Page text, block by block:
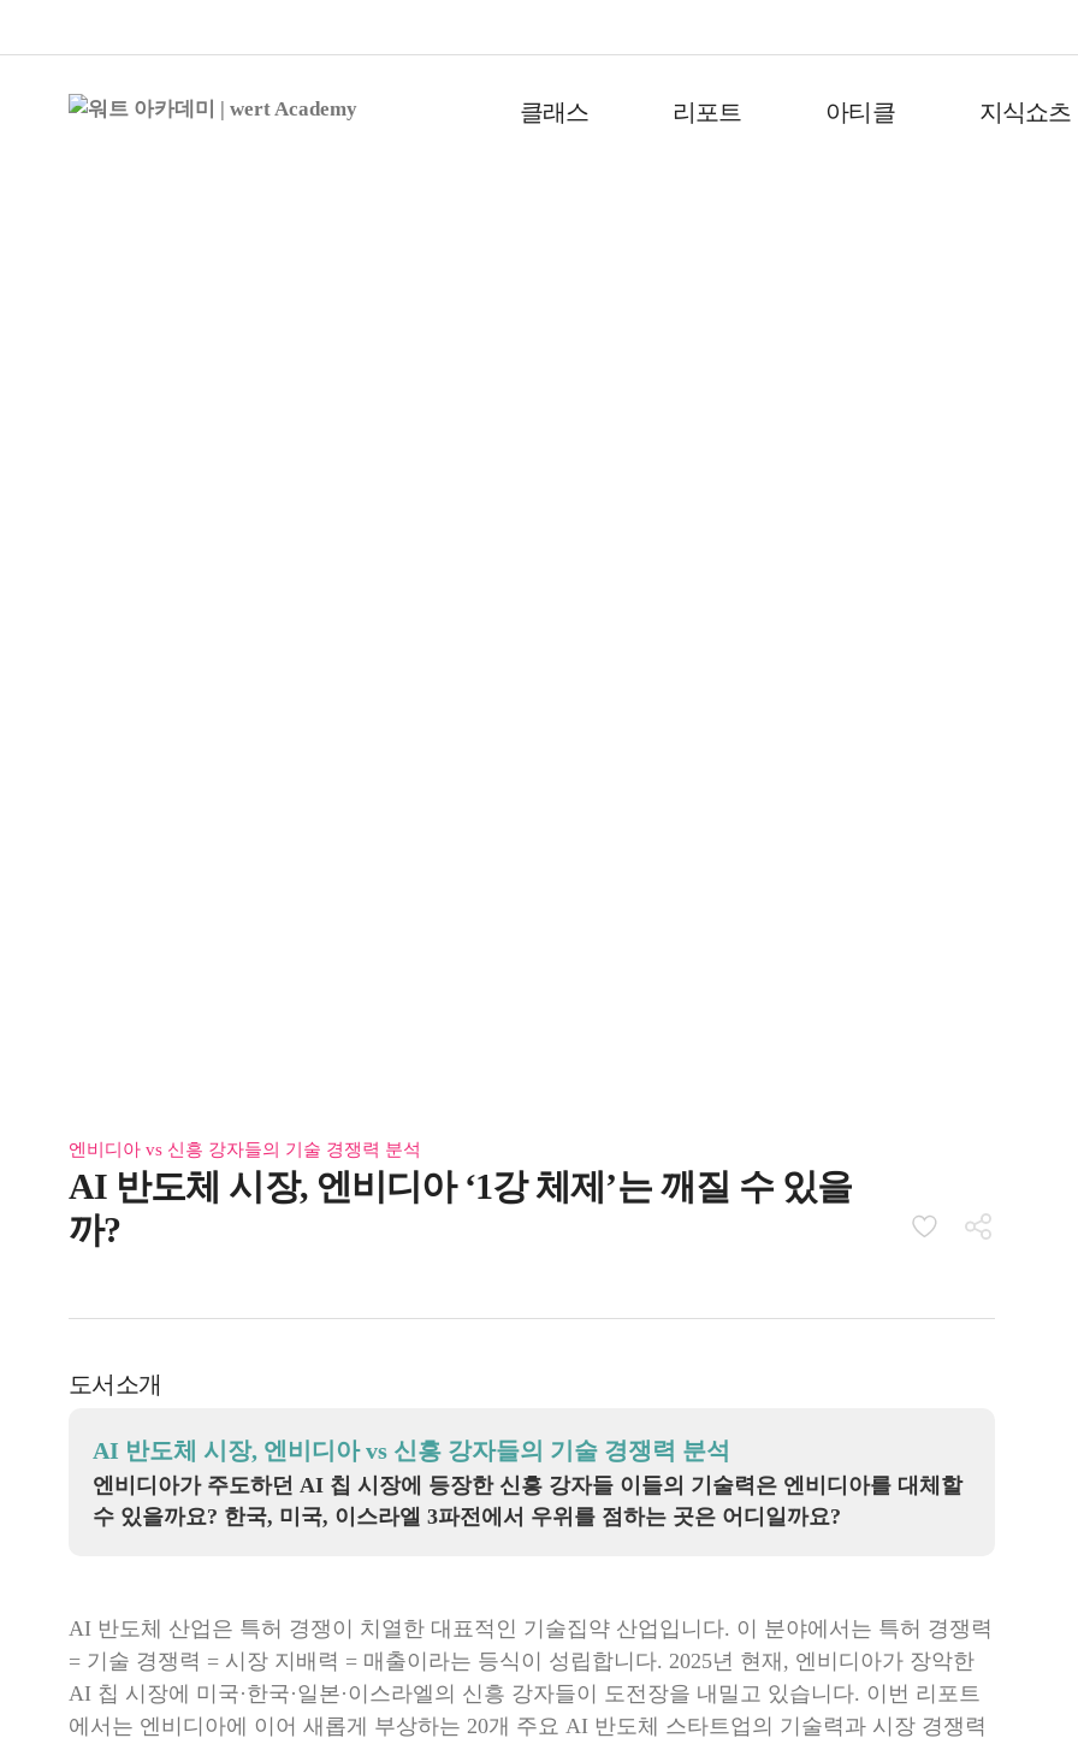
클래스 리포트 아티클 지식쇼츠
엔비디아 vs 신흥 강자들의 기술 경쟁력 분석
AI 반도체 시장, 엔비디아 ‘1강 체제’는 깨질 수 있을
까?
도서소개
AI 반도체 시장, 엔비디아 vs 신흥 강자들의 기술 경쟁력 분석
엔비디아가 주도하던 AI 칩 시장에 등장한 신흥 강자들 이들의 기술력은 엔비디아를 대체할
수 있을까요? 한국, 미국, 이스라엘 3파전에서 우위를 점하는 곳은 어디일까요?
AI 반도체 산업은 특허 경쟁이 치열한 대표적인 기술집약 산업입니다. 이 분야에서는 특허 경쟁력
= 기술 경쟁력 = 시장 지배력 = 매출이라는 등식이 성립합니다. 2025년 현재, 엔비디아가 장악한
AI 칩 시장에 미국·한국·일본·이스라엘 의 신흥 강자들이 도전장을 내밀고 있습니다. 이번 리포트
에서는 엔비디아에 이어 새롭게 부상하는 20개 주요 AI 반도체 스타트업의 기술력과 시장 경쟁력